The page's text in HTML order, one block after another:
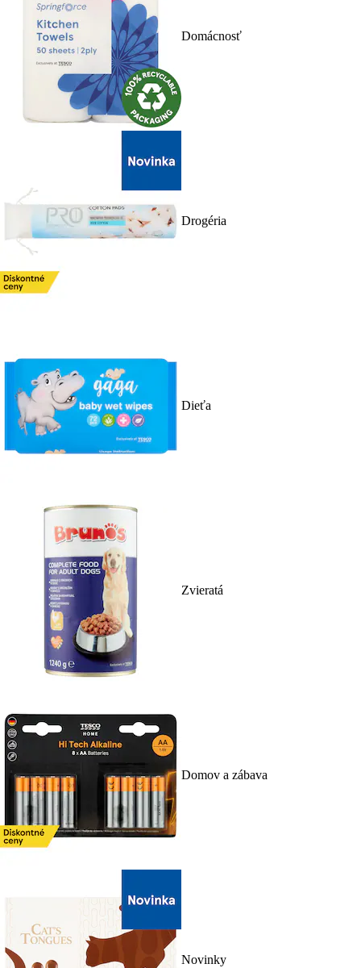
Domácnosť
Drogéria
Dieťa
Zvieratá
Domov a zábava
Novinky